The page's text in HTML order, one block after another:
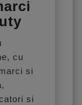
cu
si
si